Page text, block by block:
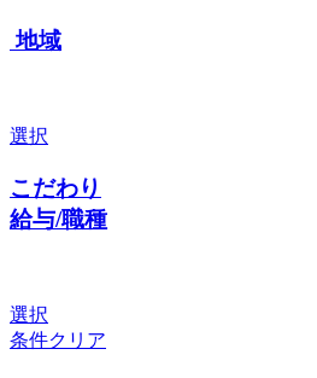
地域
選択
こだわり
給与/職種
選択
条件クリア